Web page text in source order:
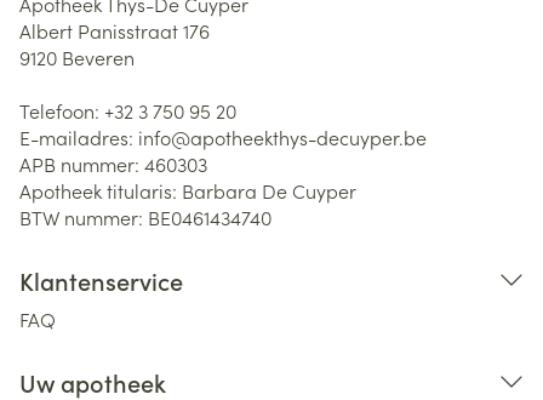
Albert Panisstraat 176
9120 Beveren
Telefoon: +32 3 750 95 20
E-mailadres: info@apotheekthys-decuyper.be
APB nummer: 460303
Apotheek titularis: Barbara De Cuyper
BTW nummer: BE0461434740
Klantenservice
FAQ
Uw apotheek